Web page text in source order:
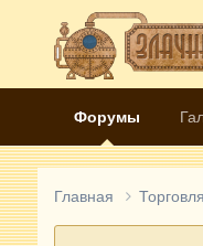
Форумы
Главная Торговля